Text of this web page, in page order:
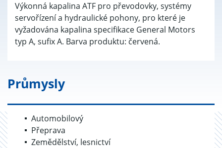
Výkonná kapalina ATF pro převodovky, systémy
servořízení a hydraulické pohony, pro které je
vyžadována kapalina specifikace General Motors
typ A, sufix A. Barva produktu: červená.
Průmysly
Automobilový
Přeprava
Zemědělství, lesnictví